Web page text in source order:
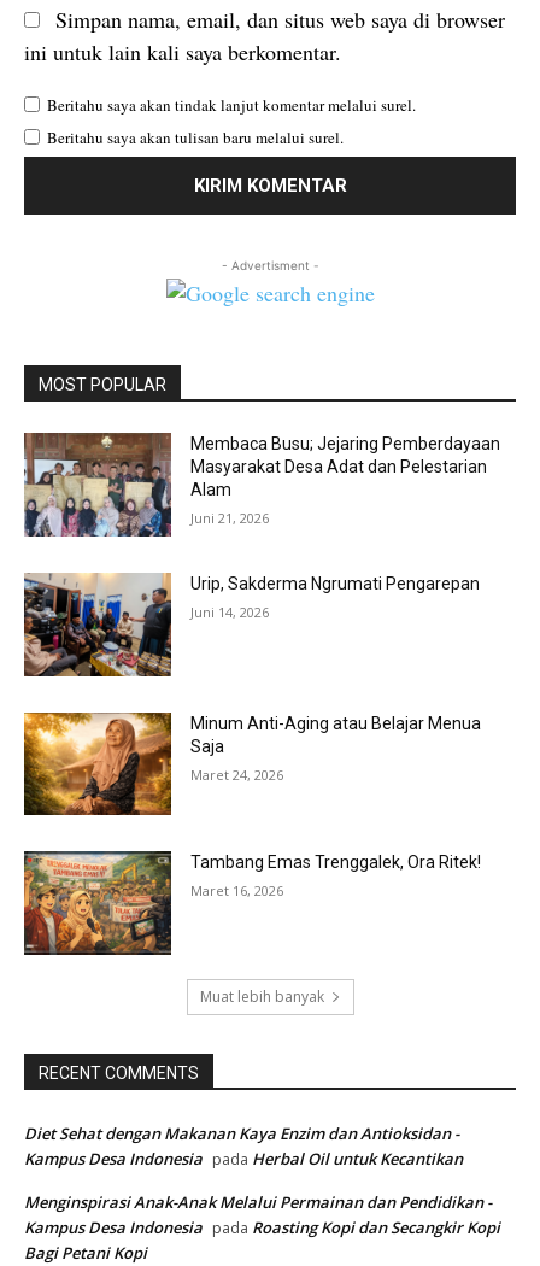
Simpan nama, email, dan situs web saya di browser
ini untuk lain kali saya berkomentar.
Beritahu saya akan tindak lanjut komentar melalui surel.
Beritahu saya akan tulisan baru melalui surel.
- Advertisment -
MOST POPULAR
Membaca Busu; Jejaring Pemberdayaan
Masyarakat Desa Adat dan Pelestarian
Alam
Juni 21, 2026
Urip, Sakderma Ngrumati Pengarepan
Juni 14, 2026
Minum Anti-Aging atau Belajar Menua
Saja
Maret 24, 2026
Tambang Emas Trenggalek, Ora Ritek!
Maret 16, 2026
Muat lebih banyak
RECENT COMMENTS
Diet Sehat dengan Makanan Kaya Enzim dan Antioksidan -
Kampus Desa Indonesia pada Herbal Oil untuk Kecantikan
Menginspirasi Anak-Anak Melalui Permainan dan Pendidikan -
Kampus Desa Indonesia pada Roasting Kopi dan Secangkir Kopi
Bagi Petani Kopi